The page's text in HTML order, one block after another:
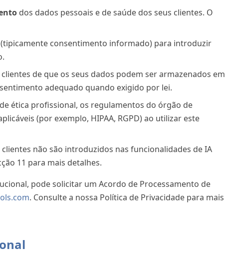
dos dados pessoais e de saúde dos seus clientes. O
consentimento informado) para introduzir
de que os seus dados podem ser armazenados em
adequado quando exigido por lei.
ética profissional, os regulamentos do órgão de
(por exemplo, HIPAA, RGPD) ao utilizar este
não são introduzidos nas funcionalidades de IA
11 para mais detalhes.
pode solicitar um Acordo de Processamento de
. Consulte a nossa Política de Privacidade para mais